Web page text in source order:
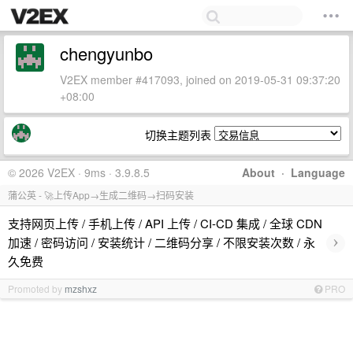
chengyunbo
V2EX member #417093, joined on 2019-05-31 09:37:20
+08:00
切换主题列表
About · Language
© 2026 V2EX · 9ms · 3.9.8.5
蒲公英 - 🚀上传App→生成二维码→扫码安装
支持网页上传 / 手机上传 / API 上传 / CI-CD 集成 / 全球 CDN
加速 / 密码访问 / 安装统计 / 二维码分享 / 不限安装次数 / 永
久免费
›
Promoted by mzshxz PRO